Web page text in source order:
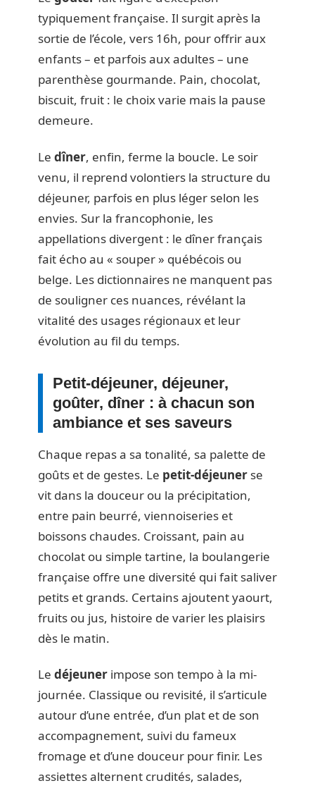
typiquement française. Il surgit après la
sortie de l’école, vers 16h, pour offrir aux
enfants – et parfois aux adultes – une
parenthèse gourmande. Pain, chocolat,
biscuit, fruit : le choix varie mais la pause
demeure.
Le dîner, enfin, ferme la boucle. Le soir
venu, il reprend volontiers la structure du
déjeuner, parfois en plus léger selon les
envies. Sur la francophonie, les
appellations divergent : le dîner français
fait écho au « souper » québécois ou
belge. Les dictionnaires ne manquent pas
de souligner ces nuances, révélant la
vitalité des usages régionaux et leur
évolution au fil du temps.
Petit-déjeuner, déjeuner,
goûter, dîner : à chacun son
ambiance et ses saveurs
Chaque repas a sa tonalité, sa palette de
goûts et de gestes. Le petit-déjeuner se
vit dans la douceur ou la précipitation,
entre pain beurré, viennoiseries et
boissons chaudes. Croissant, pain au
chocolat ou simple tartine, la boulangerie
française offre une diversité qui fait saliver
petits et grands. Certains ajoutent yaourt,
fruits ou jus, histoire de varier les plaisirs
dès le matin.
Le déjeuner impose son tempo à la mi-
journée. Classique ou revisité, il s’articule
autour d’une entrée, d’un plat et de son
accompagnement, suivi du fameux
fromage et d’une douceur pour finir. Les
assiettes alternent crudités, salades,